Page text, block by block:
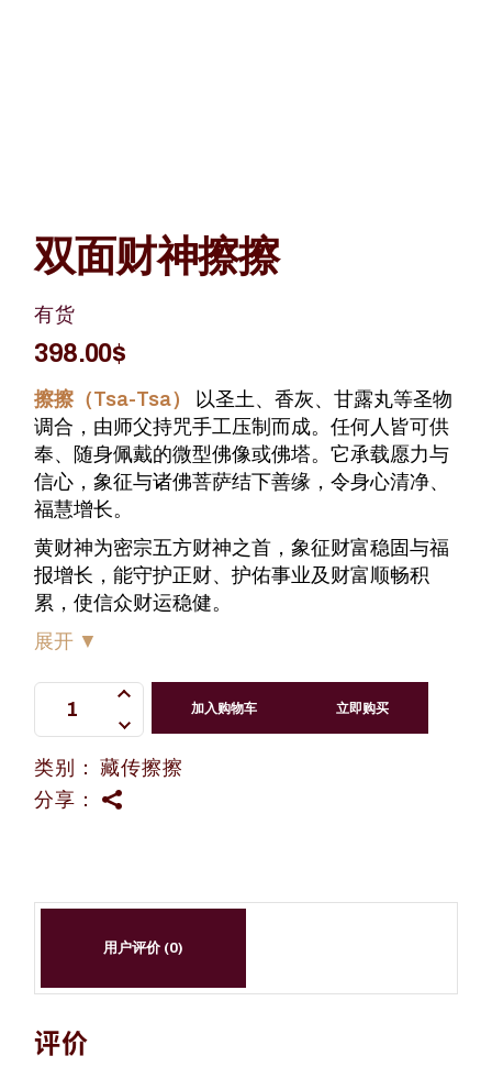
双面财神擦擦
有货
398.00$
擦擦（Tsa-Tsa）
以圣土、香灰、甘露丸等圣物
调合，由师父持咒手工压制而成。任何人皆可供
奉、随身佩戴的微型佛像或佛塔。它承载愿力与
信心，象征与诸佛菩萨结下善缘，令身心清净、
福慧增长。
黄财神为密宗五方财神之首，象征财富稳固与福
报增长，能守护正财、护佑事业及财富顺畅积
累，使信众财运稳健。
展开 ▼
双面财神擦擦 quantity
加入购物车 立即购买
类别：
藏传擦擦
分享：
用户评价 (0)
评价